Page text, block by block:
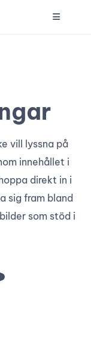
vill lyssna på
innehållet i
direkt in i
sig fram bland
som stöd i